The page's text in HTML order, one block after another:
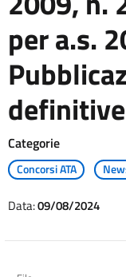
per a.s.
definitive
Categorie
Concorsi ATA
Data:09/08/2024